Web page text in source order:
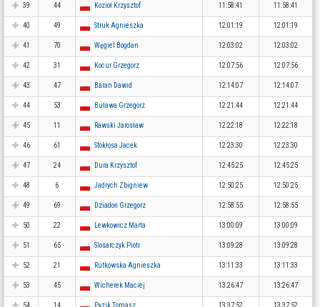
39 44 Kozioł Krzysztof 11:58:41 11:58:41
40 49 Struk Agnieszka 12:01:19 12:01:19
41 70 Węgiel Bogdan 12:03:02 12:03:02
42 31 Kocur Grzegorz 12:07:56 12:07:56
43 47 Baran Dawid 12:14:07 12:14:07
44 53 Buława Grzegorz 12:21:44 12:21:44
45 11 Rawski Jarosław 12:22:18 12:22:18
46 61 Stokłosa Jacek 12:23:30 12:23:30
47 24 Dura Krzysztof 12:45:25 12:45:25
48 6 Jadrych Zbigniew 12:50:25 12:50:25
49 69 Dziadoń Grzegorz 12:58:55 12:58:55
50 22 Lewkowicz Marta 13:00:09 13:00:09
51 65 Slosarczyk Piotr 13:09:28 13:09:28
52 21 Rutkowska Agnieszka 13:11:33 13:11:33
53 45 Wicherek Maciej 13:26:47 13:26:47
54 14 Pyzik Tomasz 13:37:52 13:37:52